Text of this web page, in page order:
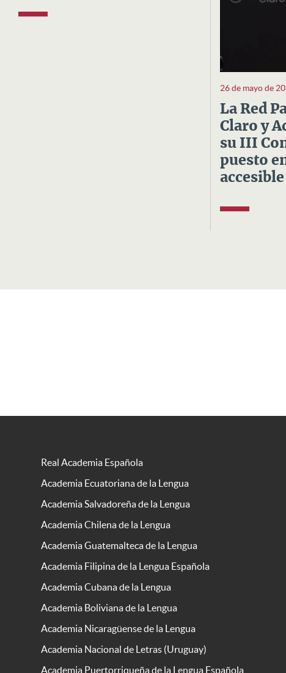
26 de mayo de
La Red
Claro y
su III
puesto
Real Academia Española
Academia Ecuatoriana de la Lengua
Academia Salvadoreña de la Lengua
Academia Chilena de la Lengua
Academia Guatemalteca de la Lengua
Academia Filipina de la Lengua Española
Academia Cubana de la Lengua
Academia Boliviana de la Lengua
Academia Nicaragüense de la Lengua
Academia Nacional de Letras (Uruguay)
Academia Puertorriqueña de la Lengua Española